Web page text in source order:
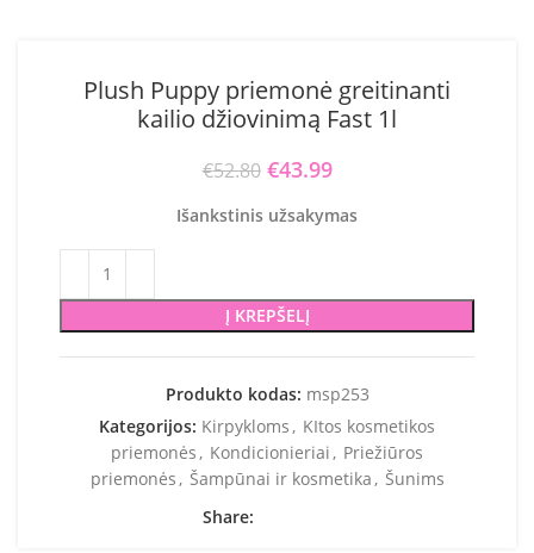
Plush Puppy priemonė greitinanti
kailio džiovinimą Fast 1l
€52.80 Original price was: €52.80.
€43.99
Išankstinis užsakymas
Į KREPŠELĮ
Produkto kodas: msp253
Kategorijos: Kirpykloms , KItos kosmetikos
priemonės , Kondicionieriai , Priežiūros
priemonės , Šampūnai ir kosmetika , Šunims
Share: